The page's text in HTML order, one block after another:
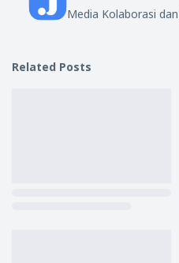
Media Kolaborasi
Related Posts